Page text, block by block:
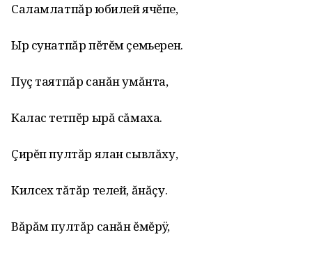
Саламлатпăр юбилей ячĕпе‚
Ыр сунатпăр пĕтĕм çемьерен.
Пуç таятпăр санăн умăнта‚
Калас тетпĕр ырă сăмаха.
Çирĕп пултăр ялан сывлăху‚
Килсех тăтăр телей‚ ăнăçу.
Вăрăм пултăр санăн ĕмĕрÿ‚